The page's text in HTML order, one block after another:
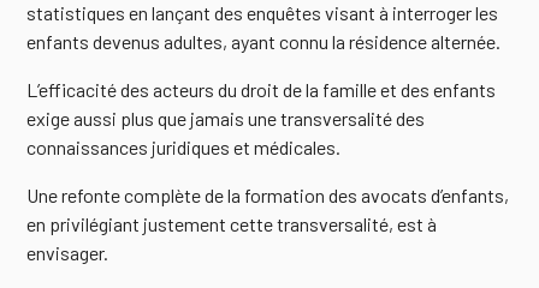
statistiques en lançant des enquêtes visant à interroger les
enfants devenus adultes, ayant connu la résidence alternée.
L’efficacité des acteurs du droit de la famille et des enfants
exige aussi plus que jamais une transversalité des
connaissances juridiques et médicales.
Une refonte complète de la formation des avocats d’enfants,
en privilégiant justement cette transversalité, est à
envisager.